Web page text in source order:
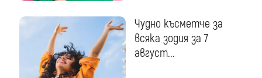
Чудно късметче за
всяка зодия за 7
август...